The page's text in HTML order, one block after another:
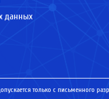
данных
только с письменного